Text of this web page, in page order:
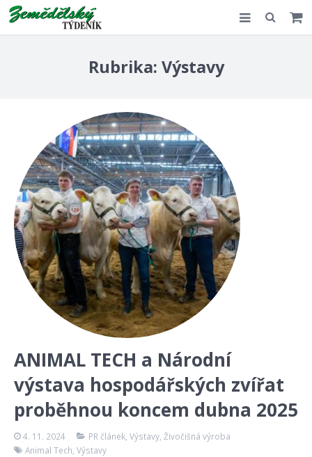
Kontakt
Rubrika: Výstavy
ANIMAL TECH a Národní
výstava hospodářských zvířat
proběhnou koncem dubna 2025
4. 11. 2024 PR článek, Výstavy, Živočišná výroba
Animal Tech,Výstavy